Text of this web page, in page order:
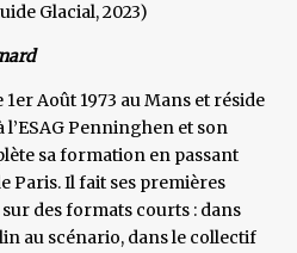
Glacial, 2023)
Août 1973 au Mans et réside
l’ESAG Penninghen et son
sa formation en passant
Paris. Il fait ses premières
des formats courts : dans
au scénario, dans le collectif